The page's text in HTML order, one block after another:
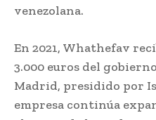
venezolana.
En 2021, Whathefav
3.000 euros del
Madrid, presidido por
empresa continúa